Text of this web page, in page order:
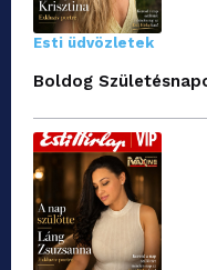
Esti üdvözletek
Boldog